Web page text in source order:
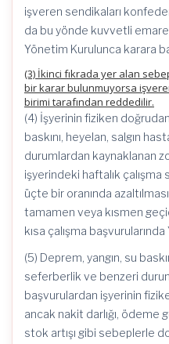
işveren sendikaları
da bu yönde kuvvetli
Yönetim Kurulunca karara
(3) İkinci fıkrada yer alan
bir karar bulunmuyorsa
birimi tarafından reddedilir.
(4) İşyerinin fiziken
baskını, heyelan, salgın
durumlardan kaynaklanan
işyerindeki haftalık
üçte bir oranında
tamamen veya kısmen
kısa çalışma
(5) Deprem, yangın, su
seferberlik ve benzeri
başvurulardan işyerinin
ancak nakit darlığı, ödeme
stok artışı gibi sebeplerle